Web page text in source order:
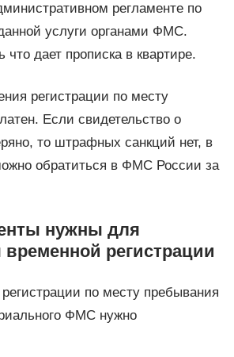
регламенте по
услуги органами ФМС.
что дает прописка в квартире.
регистрации по месту
Если свидетельство о
то штрафных санкций нет, в
обратиться в ФМС России за
нужны для
регистрации
по месту пребывания
ФМС нужно